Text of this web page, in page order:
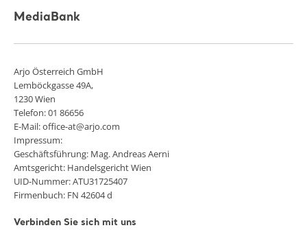
MediaBank
Arjo Österreich GmbH
Lemböckgasse 49A,
1230 Wien
Telefon: 01 86656
E-Mail: office-at@arjo.com
Impressum:
Geschäftsführung: Mag. Andreas Aerni
Amtsgericht: Handelsgericht Wien
UID-Nummer: ATU31725407
Firmenbuch: FN 42604 d
Verbinden Sie sich mit uns